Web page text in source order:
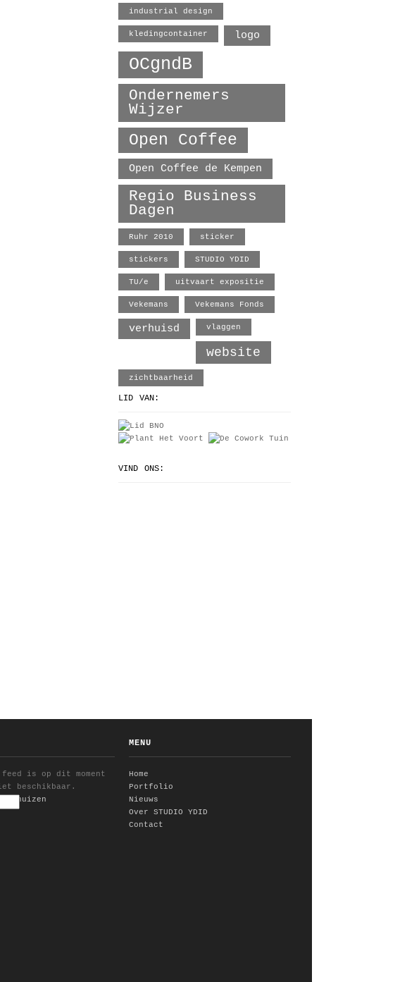
industrial design
kledingcontainer logo
OCgndB
Ondernemers
Wijzer
Open Coffee
Open Coffee de Kempen
Regio Business
Dagen
Ruhr 2010 sticker
stickers STUDIO YDID
TU/e uitvaart expositie
Vekemans Vekemans Fonds
verhuisd vlaggen
website
zichtbaarheid
LID VAN:
VIND ONS:
is op dit moment
beschikbaar.
MENU
Home
Portfolio
Nieuws
Over STUDIO YDID
Contact